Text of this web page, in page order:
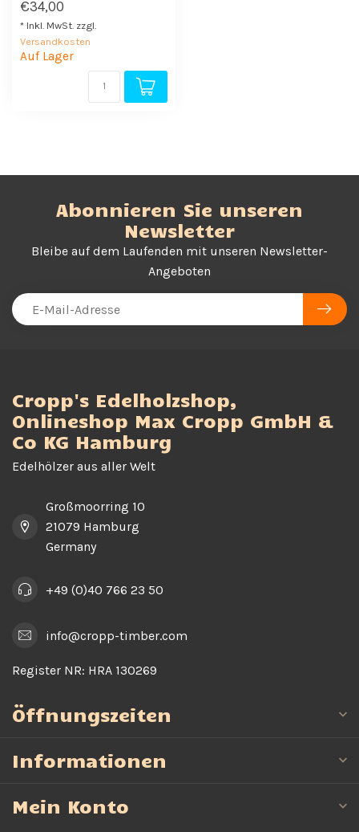
€34,00
* Inkl. MwSt. zzgl.
Versandkosten
Auf Lager
Abonnieren Sie unseren
Newsletter
Bleibe auf dem Laufenden mit unseren Newsletter-
Angeboten
Cropp's Edelholzshop,
Onlineshop Max Cropp GmbH &
Co KG Hamburg
Edelhölzer aus aller Welt
Großmoorring 10
21079 Hamburg
Germany
+49 (0)40 766 23 50
info@cropp-timber.com
Register NR: HRA 130269
Öffnungszeiten
Informationen
Mein Konto